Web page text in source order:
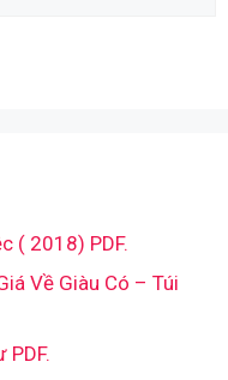
( 2018) PDF.
Về Giàu Có – Túi
PDF.